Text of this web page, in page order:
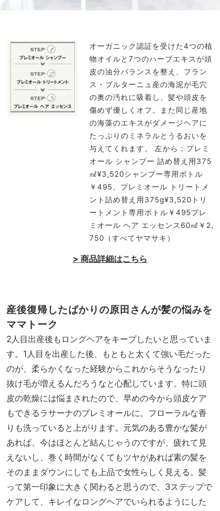
オーガニック認証を受けた4つの植
物オイルと7つのハーブエキスが頭
皮の油分バランスを整え、フラン
ス・ブルターニュ産の海泥が毛穴
の奥の汚れに吸着し、髪や頭皮を
傷めず優しくオフ。また同じ産地
の海藻のエキスがダメージヘアに
たっぷりのミネラルとうるおいを
与えてくれます。 左から：プレミ
オール シャンプー 詰め替え用375
㎖¥3,520シャンプー専用ボトル
￥495、プレミオール トリートメ
ント詰め替え用375g¥3,520トリ
ートメント専用ボトル￥495プレ
ミオール ヘア エッセンス60㎖￥2,
750（すべてヤマサキ）
> 商品詳細はこちら
産後復帰したばかりの原田さんが髪の悩みを
ママトーク
2人目出産後もロングヘアをキープしたいと思っていま
す。1人目を出産した後、もともと太くて強い毛だった
のが、柔らかくなった経験からこれからそうなったり
抜け毛が増えるんだろうなと心配しています。特に頭
皮の乾燥には悩まされたので、早めの今から頭皮ケア
もできるラサーナのプレミオールに。フローラルな香
りも洗っていると上がります。元気のある豊かな髪が
あれば、今はほとんど結んじゃうのですが、疲れて見
えないし、巻く時間がなくてもツヤがあれば素の髪を
そのままダウンにしても上品で女性らしく見える。髪
って第一印象に大きく関わると思うので、3ステップで
ケアして、キレイなロングヘアでいられるようにした